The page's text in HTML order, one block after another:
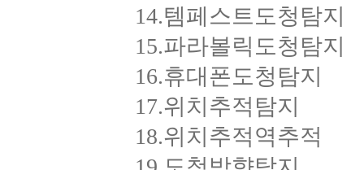
14.템페스트도청탐지
15.파라볼릭도청탐지
16.휴대폰도청탐지
17.위치추적탐지
18.위치추적역추적